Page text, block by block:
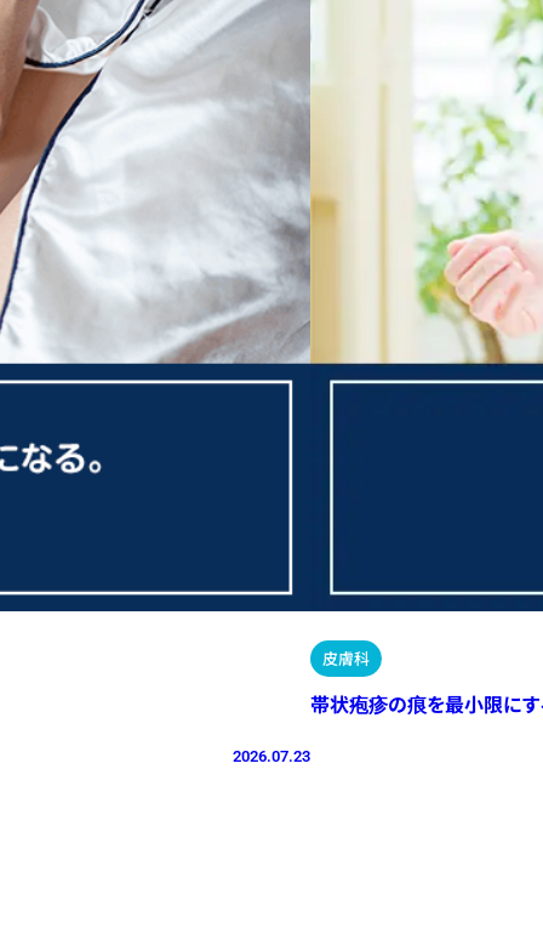
2026.07.23
皮膚科
帯状疱疹の痕を最小限にす